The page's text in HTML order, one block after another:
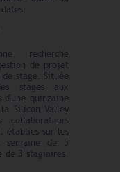
recherche
de projet
stage. Située
stages aux
d'une quinzaine
Silicon Valley
établies sur les
semaine de 5
de 3 stagiaires.